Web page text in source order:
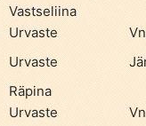
Vastseliina
Urvaste
Urvaste
Räpina
Urvaste